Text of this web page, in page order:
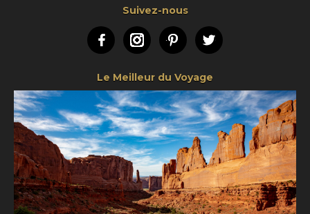
Suivez-nous
FacebookInstagramPinterestTwitter
Le Meilleur du Voyage